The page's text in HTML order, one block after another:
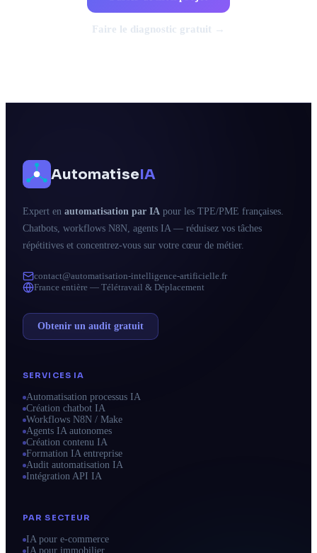
Faire le diagnostic gratuit →
AutomatiseIA
Expert en automatisation par IA pour les TPE/PME françaises.
Chatbots, workflows N8N, agents IA — réduisez vos tâches
répétitives et concentrez-vous sur votre cœur de métier.
contact@automatisation-intelligence-artificielle.fr
France entière — Télétravail & Déplacement
Obtenir un audit gratuit
SERVICES IA
Automatisation processus IA
Création chatbot IA
Workflows N8N / Make
Agents IA autonomes
Création contenu IA
Formation IA entreprise
Audit automatisation IA
Intégration API IA
PAR SECTEUR
IA pour e-commerce
IA pour immobilier